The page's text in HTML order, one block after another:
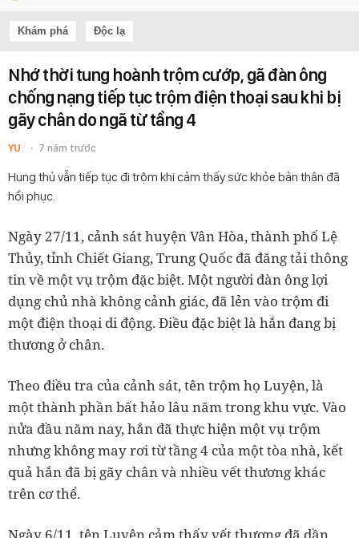
Khám phá Độc lạ
Nhớ thời tung hoành trộm cướp, gã đàn ông
chống nạng tiếp tục trộm điện thoại sau khi bị
gãy chân do ngã từ tầng 4
YU 7 năm trước
Hung thủ vẫn tiếp tục đi trộm khi cảm thấy sức khỏe bản thân đã
hồi phục.
Ngày 27/11, cảnh sát huyện Vân Hòa, thành phố Lệ
Thủy, tỉnh Chiết Giang, Trung Quốc đã đăng tải thông
tin về một vụ trộm đặc biệt. Một người đàn ông lợi
dụng chủ nhà không cảnh giác, đã lẻn vào trộm đi
một điện thoại di động. Điều đặc biệt là hắn đang bị
thương ở chân.
Theo điều tra của cảnh sát, tên trộm họ Luyện, là
một thành phần bất hảo lâu năm trong khu vực. Vào
nửa đầu năm nay, hắn đã thực hiện một vụ trộm
nhưng không may rơi từ tầng 4 của một tòa nhà, kết
quả hắn đã bị gãy chân và nhiều vết thương khác
trên cơ thể.